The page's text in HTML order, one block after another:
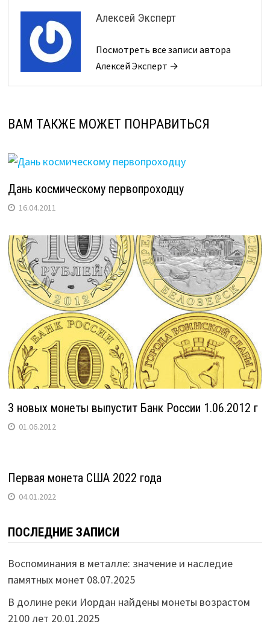
Алексей Эксперт
Посмотреть все записи автора
Алексей Эксперт →
ВАМ ТАКЖЕ МОЖЕТ ПОНРАВИТЬСЯ
Дань космическому первопроходцу
16.04.2011
3 новых монеты выпустит Банк России 1.06.2012 г
01.06.2012
Первая монета США 2022 года
04.01.2022
ПОСЛЕДНИЕ ЗАПИСИ
Воспоминания в металле: значение и наследие
памятных монет 08.07.2025
В долине реки Иордан найдены монеты возрастом
2100 лет 20.01.2025